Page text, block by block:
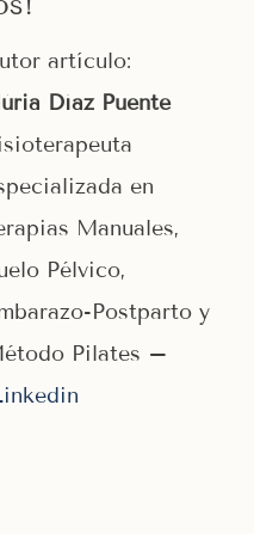
artículo:
Díaz Puente
en
Manuales,
Pélvico,
Postparto y
Pilates –